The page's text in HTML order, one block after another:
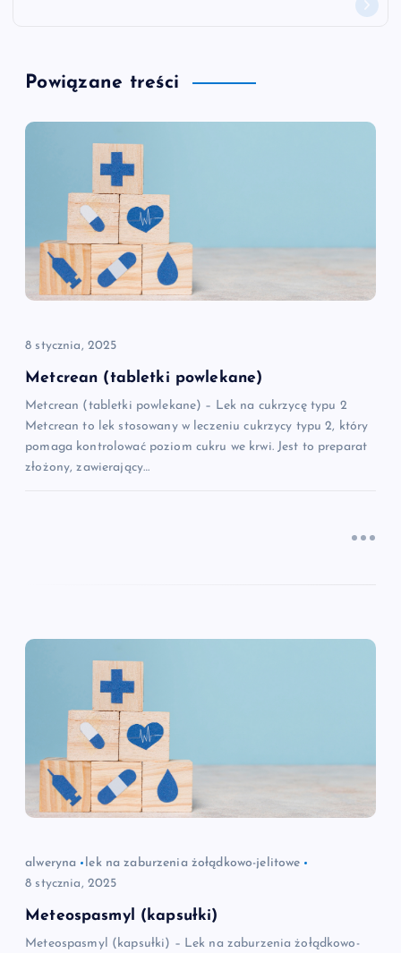
g
a
a
w
p
s
u
Powiązane treści
8 stycznia, 2025
Metcrean (tabletki powlekane)
Metcrean (tabletki powlekane) – Lek na cukrzycę typu 2
Metcrean to lek stosowany w leczeniu cukrzycy typu 2, który
pomaga kontrolować poziom cukru we krwi. Jest to preparat
złożony, zawierający…
alweryna
lek na zaburzenia żołądkowo-jelitowe
8 stycznia, 2025
Meteospasmyl (kapsułki)
Meteospasmyl (kapsułki) – Lek na zaburzenia żołądkowo-